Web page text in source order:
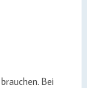
Bei